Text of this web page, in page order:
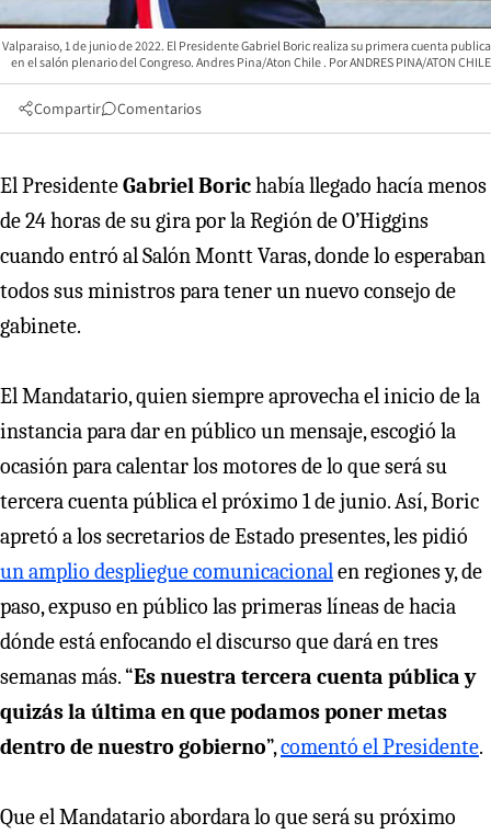
Valparaiso, 1 de junio de 2022. El Presidente Gabriel Boric realiza su primera cuenta publica
en el salón plenario del Congreso. Andres Pina/Aton Chile
ANDRES PINA/ATON CHILE
Compartir Comentarios
El PresidenteGabriel Borichabía llegado hacía menos
de 24 horas de su gira por la Región de O’Higgins
cuando entró al Salón Montt Varas, donde lo esperaban
todos sus ministros para tener un nuevo consejo de
gabinete.
El Mandatario, quien siempre aprovecha el inicio de la
instancia para dar en público un mensaje, escogió la
ocasión para calentar los motores de lo que será su
tercera cuenta pública el próximo 1 de junio. Así, Boric
apretó a los secretarios de Estado presentes, les pidió
un amplio despliegue comunicacionalen regiones y, de
paso, expuso en público las primeras líneas de hacia
dónde está enfocando el discurso que dará en tres
semanas más. “Es nuestra tercera cuenta pública y
quizás la última en que podamos poner metas
dentro de nuestro gobierno”,comentó el Presidente.
Que el Mandatario abordara lo que será su próximo